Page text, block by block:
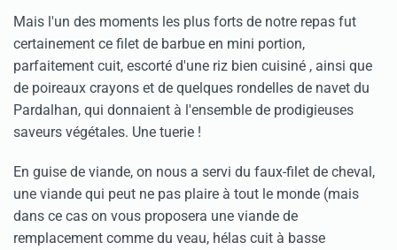
Mais l'un des moments les plus forts de notre repas fut
certainement ce filet de barbue en mini portion,
parfaitement cuit, escorté d'une riz bien cuisiné , ainsi que
de poireaux crayons et de quelques rondelles de navet du
Pardalhan, qui donnaient à l'ensemble de prodigieuses
saveurs végétales. Une tuerie !
En guise de viande, on nous a servi du faux-filet de cheval,
une viande qui peut ne pas plaire à tout le monde (mais
dans ce cas on vous proposera une viande de
remplacement comme du veau, hélas cuit à basse